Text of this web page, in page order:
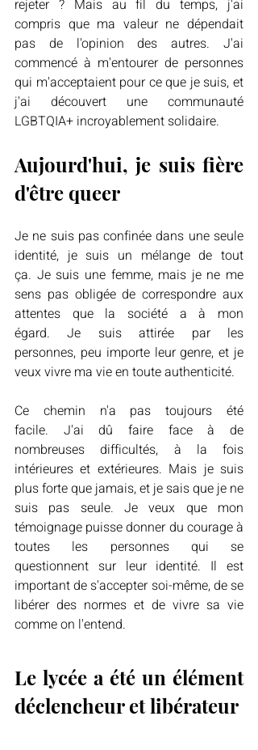
rejeter ? Mais au fil du temps, j'ai
compris que ma valeur ne dépendait
pas de l'opinion des autres. J'ai
commencé à m'entourer de personnes
qui m'acceptaient pour ce que je suis, et
j'ai découvert une communauté
LGBTQIA+ incroyablement solidaire.
Aujourd'hui, je suis fière
d'être queer
Je ne suis pas confinée dans une seule
identité, je suis un mélange de tout
ça. Je suis une femme, mais je ne me
sens pas obligée de correspondre aux
attentes que la société a à mon
égard. Je suis attirée par les
personnes, peu importe leur genre, et je
veux vivre ma vie en toute authenticité.
Ce chemin n'a pas toujours été
facile. J'ai dû faire face à de
nombreuses difficultés, à la fois
intérieures et extérieures. Mais je suis
plus forte que jamais, et je sais que je ne
suis pas seule. Je veux que mon
témoignage puisse donner du courage à
toutes les personnes qui se
questionnent sur leur identité. Il est
important de s'accepter soi-même, de se
libérer des normes et de vivre sa vie
comme on l'entend.
Le lycée a été un élément
déclencheur et libérateur